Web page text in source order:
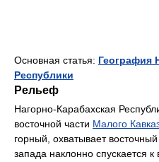
Основная статья: География
Республики
Рельеф
Нагорно-Карабахская
восточной части Малого
горный, охватывает
запада наклонно спускается к